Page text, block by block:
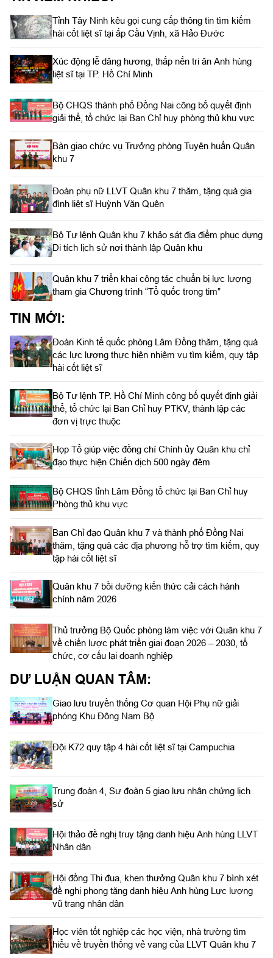
thủ trưởng Bộ Chỉ huy Sư đoàn 5; lãnh đạo xã Châu Thành, tỉnh
Tây Ninh và đông đảo cán bộ, chiến sĩ Sư đoàn 5 tham gia.
Tỉnh Tây Ninh kêu gọi cung cấp thông tin tìm kiếm
hài cốt liệt sĩ tại ấp Cầu Vịnh, xã Hảo Đước
Xúc động lễ dâng hương, thắp nến tri ân Anh hùng
liệt sĩ tại TP. Hồ Chí Minh
Bộ CHQS thành phố Đồng Nai công bố quyết định
giải thể, tổ chức lại Ban Chỉ huy phòng thủ khu vực
Bàn giao chức vụ Trưởng phòng Tuyên huấn Quân
khu 7
Đoàn phụ nữ LLVT Quân khu 7 thăm, tặng quà gia
đình liệt sĩ Huỳnh Văn Quên
Bộ Tư lệnh Quân khu 7 khảo sát địa điểm phục dựng
Di tích lịch sử nơi thành lập Quân khu
Quân khu 7 triển khai công tác chuẩn bị lực lượng
tham gia Chương trình “Tổ quốc trong tim”
TIN MỚI:
Đoàn Kinh tế quốc phòng Lâm Đồng thăm, tặng quà
các lực lượng thực hiện nhiệm vụ tìm kiếm, quy tập
hài cốt liệt sĩ
Bộ Tư lệnh TP. Hồ Chí Minh công bố quyết định giải
thể, tổ chức lại Ban Chỉ huy PTKV, thành lập các
đơn vị trực thuộc
Họp Tổ giúp việc đồng chí Chính ủy Quân khu chỉ
đạo thực hiện Chiến dịch 500 ngày đêm
Bộ CHQS tỉnh Lâm Đồng tổ chức lại Ban Chỉ huy
Phòng thủ khu vực
Ban Chỉ đạo Quân khu 7 và thành phố Đồng Nai
thăm, tặng quà các địa phương hỗ trợ tìm kiếm, quy
tập hài cốt liệt sĩ
Quân khu 7 bồi dưỡng kiến thức cải cách hành
chính năm 2026
Thủ trưởng Bộ Quốc phòng làm việc với Quân khu 7
về chiến lược phát triển giai đoạn 2026 – 2030, tổ
chức, cơ cấu lại doanh nghiệp
DƯ LUẬN QUAN TÂM:
Giao lưu truyền thống Cơ quan Hội Phụ nữ giải
phóng Khu Đông Nam Bộ
Đội K72 quy tập 4 hài cốt liệt sĩ tại Campuchia
Trung đoàn 4, Sư đoàn 5 giao lưu nhân chứng lịch
sử
Hội thảo đề nghị truy tặng danh hiệu Anh hùng LLVT
Nhân dân
Hội đồng Thi đua, khen thưởng Quân khu 7 bình xét
đề nghị phong tặng danh hiệu Anh hùng Lực lượng
vũ trang nhân dân
Học viên tốt nghiệp các học viện, nhà trường tìm
hiểu về truyền thống vẻ vang của LLVT Quân khu 7